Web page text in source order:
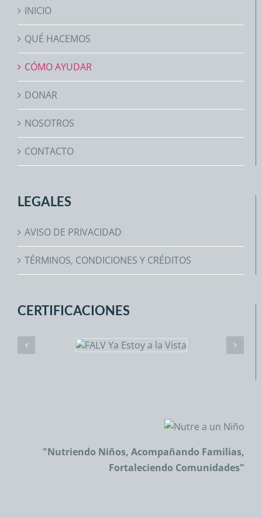
INICIO
QUÉ HACEMOS
CÓMO AYUDAR
DONAR
NOSOTROS
CONTACTO
LEGALES
AVISO DE PRIVACIDAD
TÉRMINOS, CONDICIONES Y CRÉDITOS
CERTIFICACIONES
"Nutriendo Niños, Acompañando Familias,
Fortaleciendo Comunidades"